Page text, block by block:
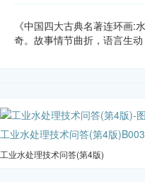
《中国四大古典名著连环画
奇。故事情节曲折，语言生
工业水处理技术问答(第4版
工业水处理技术问答(第4版)